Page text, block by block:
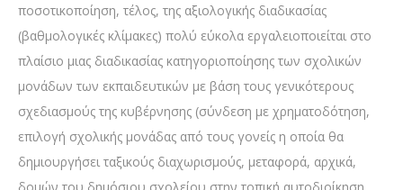
ποσοτικοποίηση, τέλος, της αξιολογικής διαδικασίας
(βαθμολογικές κλίμακες) πολύ εύκολα εργαλειοποιείται στο
πλαίσιο μιας διαδικασίας κατηγοριοποίησης των σχολικών
μονάδων των εκπαιδευτικών με βάση τους γενικότερους
σχεδιασμούς της κυβέρνησης (σύνδεση με χρηματοδότηση,
επιλογή σχολικής μονάδας από τους γονείς η οποία θα
δημιουργήσει ταξικούς διαχωρισμούς, μεταφορά, αρχικά,
δομών του δημόσιου σχολείου στην τοπική αυτοδιοίκηση